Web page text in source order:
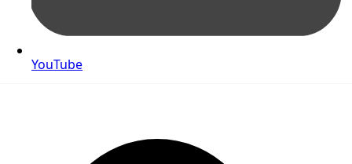
YouTube